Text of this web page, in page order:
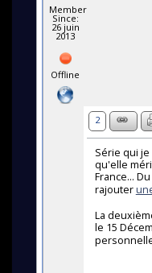
Member
Since:
26 juin
2013
Offline
2
Série qui
qu'elle
France...
rajouter
La
le 15